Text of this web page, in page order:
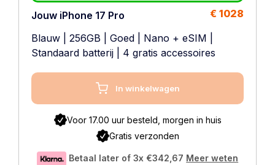
Jouw iPhone 17 Pro
€ 1028
Blauw
256GB Goed Nano + eSIM
Standaard batterij | 4 gratis accessoires
In winkelwagen
Voor 17.00 uur besteld, morgen in huis
Gratis verzonden
Betaal later of 3x €342,67 Meer weten